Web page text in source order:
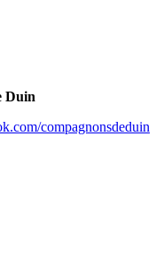
Duin
compagnonsdeduin